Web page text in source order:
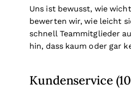
Uns ist bewusst, wie
bewerten wir, wie leicht
schnell Teammitglieder
hin, dass kaum oder gar
Kundenservice